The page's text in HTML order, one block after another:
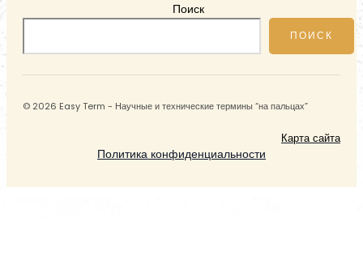
Поиск
ПОИСК
© 2026 Easy Term - Научные и технические термины “на пальцах”
Карта сайта
Политика конфиденциальности